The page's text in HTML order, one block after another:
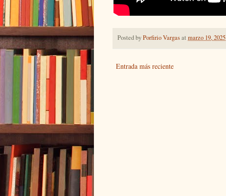
Posted byPorfirio Vargasat marzo 19, 2025
Entrada más reciente